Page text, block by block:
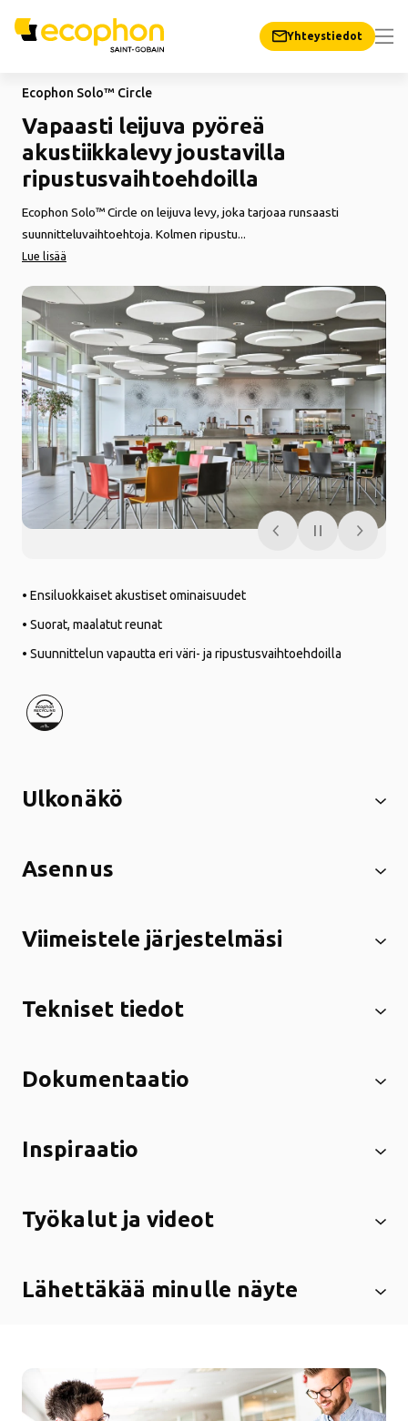
Yhteystiedot
Ecophon Solo™ Circle
Vapaasti leijuva pyöreä
akustiikkalevy joustavilla
ripustusvaihtoehdoilla
Ecophon Solo™ Circle on leijuva levy, joka tarjoaa runsaasti
suunnitteluvaihtoehtoja. Kolmen ripustu...
Lue lisää
• Ensiluokkaiset akustiset ominaisuudet
• Suorat, maalatut reunat
• Suunnittelun vapautta eri väri- ja ripustusvaihtoehdoilla
Ulkonäkö
Asennus
Viimeistele järjestelmäsi
Tekniset tiedot
Dokumentaatio
Inspiraatio
Työkalut ja videot
Lähettäkää minulle näyte